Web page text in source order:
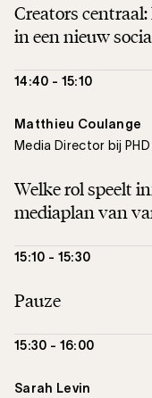
Creators
in een nieuw
14:40 - 15:10
Matthieu Coulange
Media Director bij
Welke rol speelt
mediaplan van
15:10 - 15:30
Pauze
15:30 - 16:00
Sarah Levin